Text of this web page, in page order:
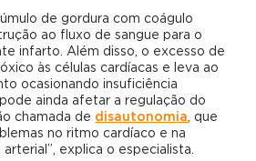
de gordura com coágulo
ao fluxo de sangue para o
infarto. Além disso, o excesso de
às células cardíacas e leva ao
ocasionando insuficiência
ainda afetar a regulação do
chamada de disautonomia, que
no ritmo cardíaco e na
explica o especialista.